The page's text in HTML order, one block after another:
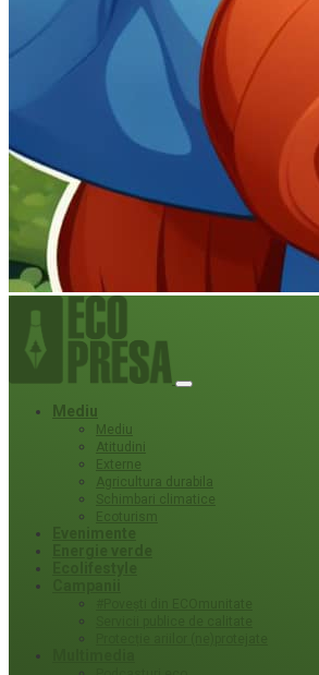
Mediu
Mediu
Atitudini
Externe
Agricultura durabila
Schimbari climatice
Ecoturism